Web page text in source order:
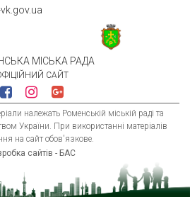
МІСЬКА РАДА
САЙТ
належать Роменській міській раді та
України. При використанні матеріалів
на сайт обов'язкове.
сайтів - БАС